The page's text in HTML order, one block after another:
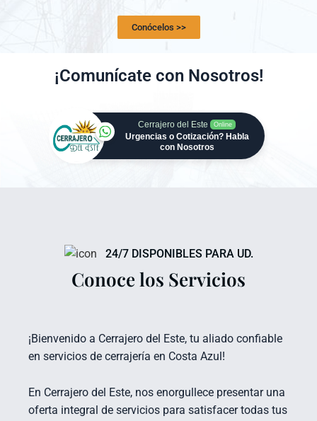
Conócelos >>
¡Comunícate con Nosotros!
Cerrajero del Este Online
Urgencias o Cotización? Habla
con Nosotros
24/7 DISPONIBLES PARA UD.
Conoce los Servicios
¡Bienvenido a Cerrajero del Este, tu aliado confiable
en servicios de cerrajería en Costa Azul!
En Cerrajero del Este, nos enorgullece presentar una
oferta integral de servicios para satisfacer todas tus